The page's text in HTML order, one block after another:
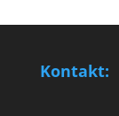
Kontakt: